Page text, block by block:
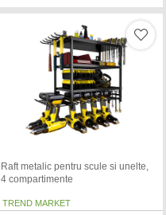
Raft metalic pentru scule si unelte,
4 compartimente
TREND MARKET